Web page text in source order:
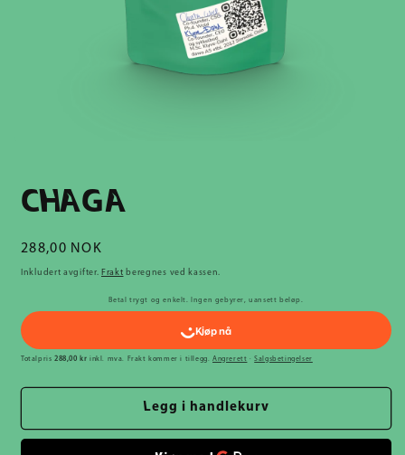
CHAGA
Vanlig
pris
288,00 NOK
Inkludert avgifter. Frakt beregnes ved kassen.
Betal trygt og enkelt. Ingen gebyrer, uansett beløp.
Totalpris 288,00 kr inkl. mva. Frakt kommer i tillegg.Angrerett ·Salgsbetingelser
Legg i handlekurv